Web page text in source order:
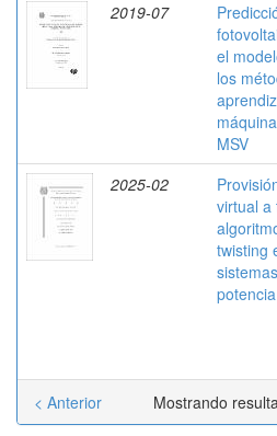
2019-07
el
los
MSV
2025-02
virtual a
twisting
potencia
Mostrando
< Anterior